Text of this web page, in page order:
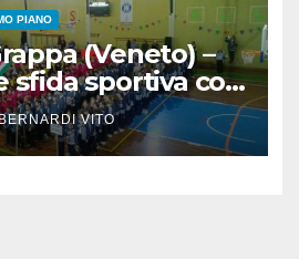
PIANO
(Veneto) –
sfida sportiva con
Lasalliane al
del Grappa
VITO